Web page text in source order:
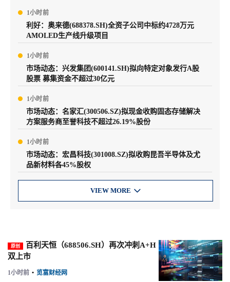
1小时前
利好：奥来德(688378.SH)全资子公司中标约4728万元
AMOLED生产线升级项目
1小时前
市场动态：兴发集团(600141.SH)拟向特定对象发行A股
股票 募集资金不超过30亿元
1小时前
市场动态：名家汇(300506.SZ)拟现金收购固态存储解决
方案服务商至誉科技不超过26.19%股份
1小时前
市场动态：宏昌科技(301008.SZ)拟收购昆吾半导体及尤
品新材料各45%股权
VIEW MORE 
原创
百利天恒（688506.SH）再次冲刺A+H
双上市
1小时前 • 览富财经网